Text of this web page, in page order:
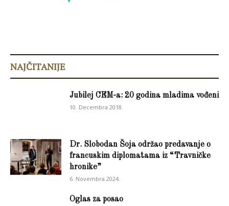
NAJČITANIJE
Jubilej CEM-a: 20 godina mladima vođeni
10. Decembra 2018.
Dr. Slobodan Šoja održao predavanje o
francuskim diplomatama iz “Travničke
hronike”
6. Novembra 2024.
Oglas za posao